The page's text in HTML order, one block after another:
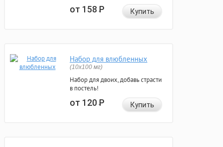
от 158Р Купить
Набор для влюбленных
(10х100 мг)
Набор для двоих, добавь страсти
в постель!
от 120Р Купить